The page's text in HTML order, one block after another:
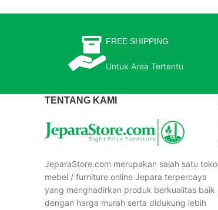
FREE SHIPPING
Untuk Area Tertentu
TENTANG KAMI
JeparaStore.com merupakan salah satu toko
mebel / furniture online Jepara terpercaya
yang menghadirkan produk berkualitas baik
dengan harga murah serta didukung lebih